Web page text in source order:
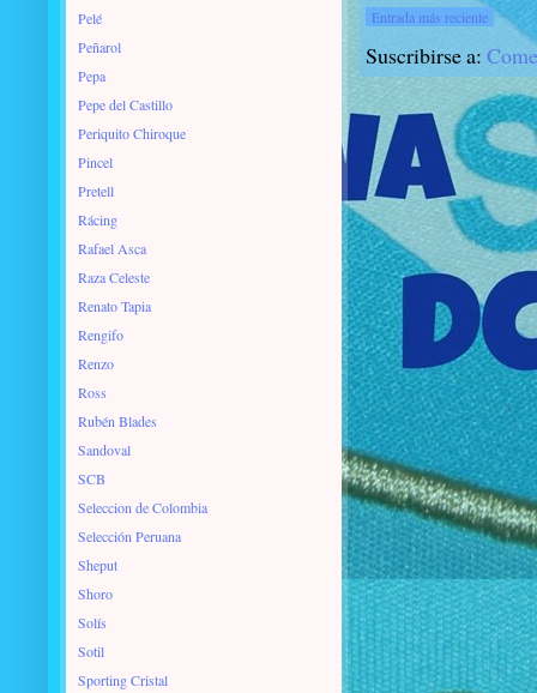
Entrada más reciente
Suscribirse a:
Pelé
Peñarol
Pepa
Pepe del Castillo
Periquito Chiroque
Pincel
Pretell
Rácing
Rafael Asca
Raza Celeste
Renato Tapia
Rengifo
Renzo
Ross
Rubén Blades
Sandoval
SCB
Seleccion de Colombia
Selección Peruana
Sheput
Shoro
Solís
Sotil
Sporting Cristal